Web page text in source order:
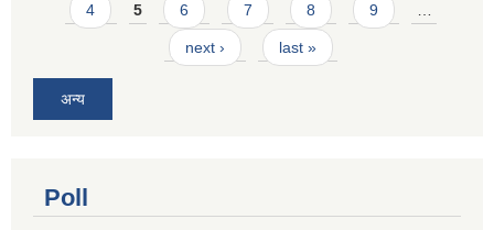
4 5 6 7 8 9 …
next › last »
अन्य
Poll